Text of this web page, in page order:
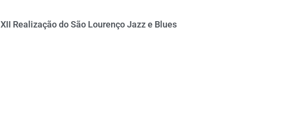
XII Realização do São Lourenço Jazz e Blues